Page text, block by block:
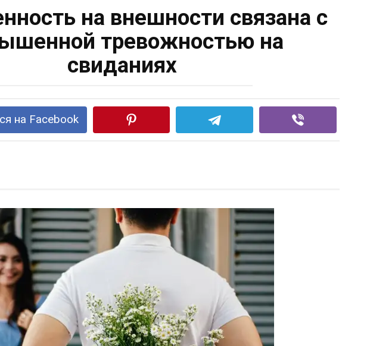
на внешности связана с
тревожностью на
свиданиях
на Facebook